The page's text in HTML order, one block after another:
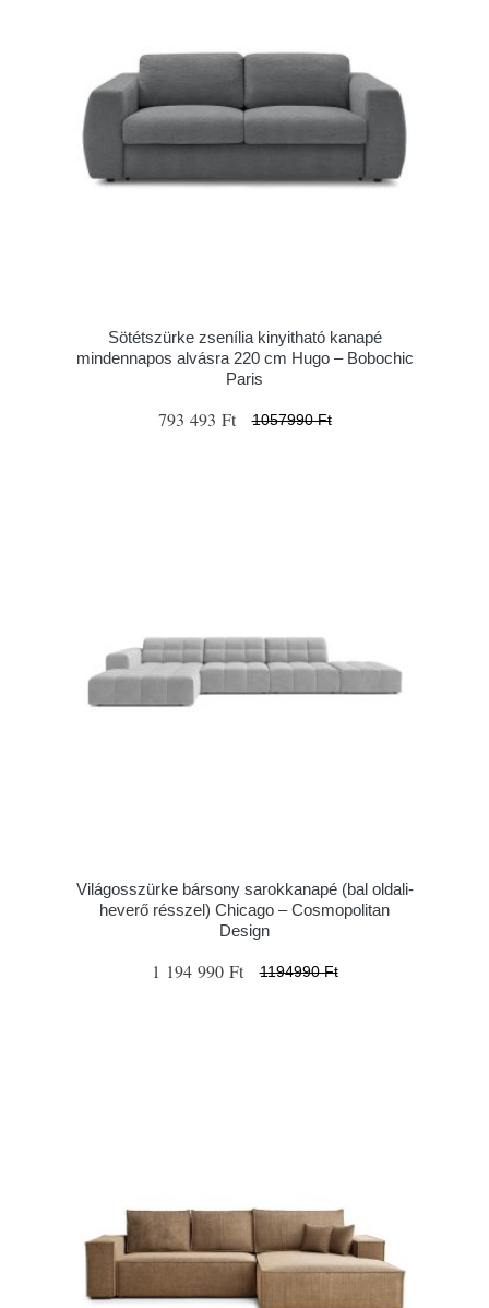
Sötétszürke zsenília kinyitható kanapé
mindennapos alvásra 220 cm Hugo – Bobochic
Paris
793 493 Ft 1057990 Ft
Világosszürke bársony sarokkanapé (bal oldali-
heverő résszel) Chicago – Cosmopolitan
Design
1 194 990 Ft 1194990 Ft